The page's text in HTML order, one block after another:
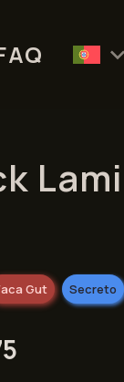
Gut Secreto